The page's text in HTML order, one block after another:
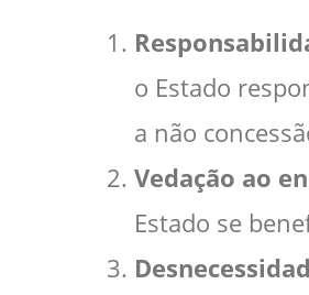
o Estado
a não
Vedação ao
Estado se